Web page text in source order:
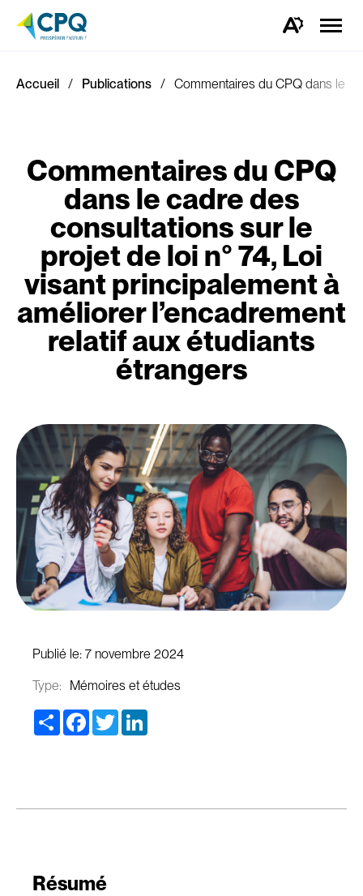
Ouvrez
d'accessibilité.
la
Accueil Publications Commentaires du CPQ dans le
Commentaires du CPQ
dans le cadre des
consultations sur le
projet de loi n° 74, Loi
visant principalement à
améliorer l’encadrement
relatif aux étudiants
étrangers
Publié le: 7 novembre 2024
Type: Mémoires et études
Share Facebook
Twitter
Résumé